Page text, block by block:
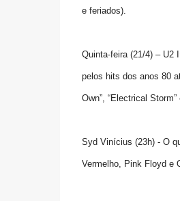
e feriados).
Quinta-feira (21/4) – U2
pelos hits dos anos 80
Own”, “Electrical Storm”
Syd Vinícius (23h) - O
Vermelho, Pink Floyd e